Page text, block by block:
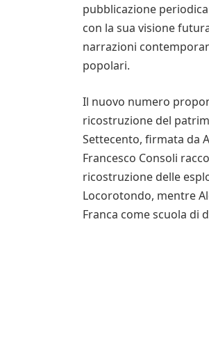
pubblicazione
con la sua visione
narrazioni
popolari.
Il nuovo numero
ricostruzione del
Settecento, firmata da
Francesco Consoli
ricostruzione delle
Locorotondo, mentre
Franca come scuola di